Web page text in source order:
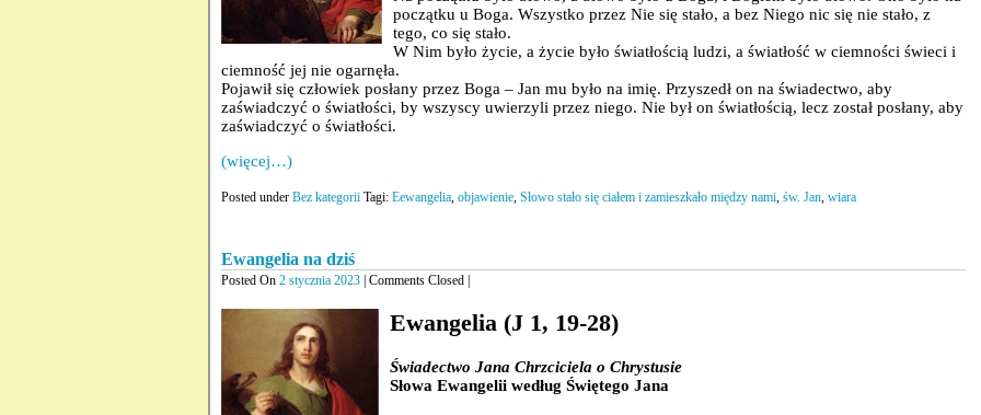
początku u Boga. Wszystko przez Nie się stało, a bez Niego nic się nie stało, z
tego, co się stało.
W Nim było życie, a życie było światłością ludzi, a światłość w ciemności świeci i
ciemność jej nie ogarnęła.
Pojawił się człowiek posłany przez Boga – Jan mu było na imię. Przyszedł on na świadectwo, aby
zaświadczyć o światłości, by wszyscy uwierzyli przez niego. Nie był on światłością, lecz został posłany, aby
zaświadczyć o światłości.
(więcej…)
Posted under Bez kategorii Tagi: Eewangelia objawienie Słowo stało się ciałem i zamieszkało między nami św. Jan wiara
Ewangelia na dziś
Posted On 2 stycznia 2023 | Comments Closed |
Ewangelia (J 1, 19-28)
Świadectwo Jana Chrzciciela o Chrystusie
Słowa Ewangelii według Świętego Jana